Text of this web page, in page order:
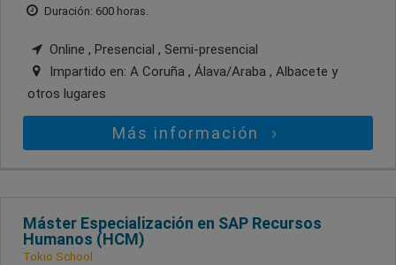
Duración: 600 horas.
Online , Presencial , Semi-presencial
Impartido en: A Coruña , Álava/Araba , Albacete y
otros lugares
Más información
Máster Especialización en SAP Recursos
Humanos (HCM)
Tokio School